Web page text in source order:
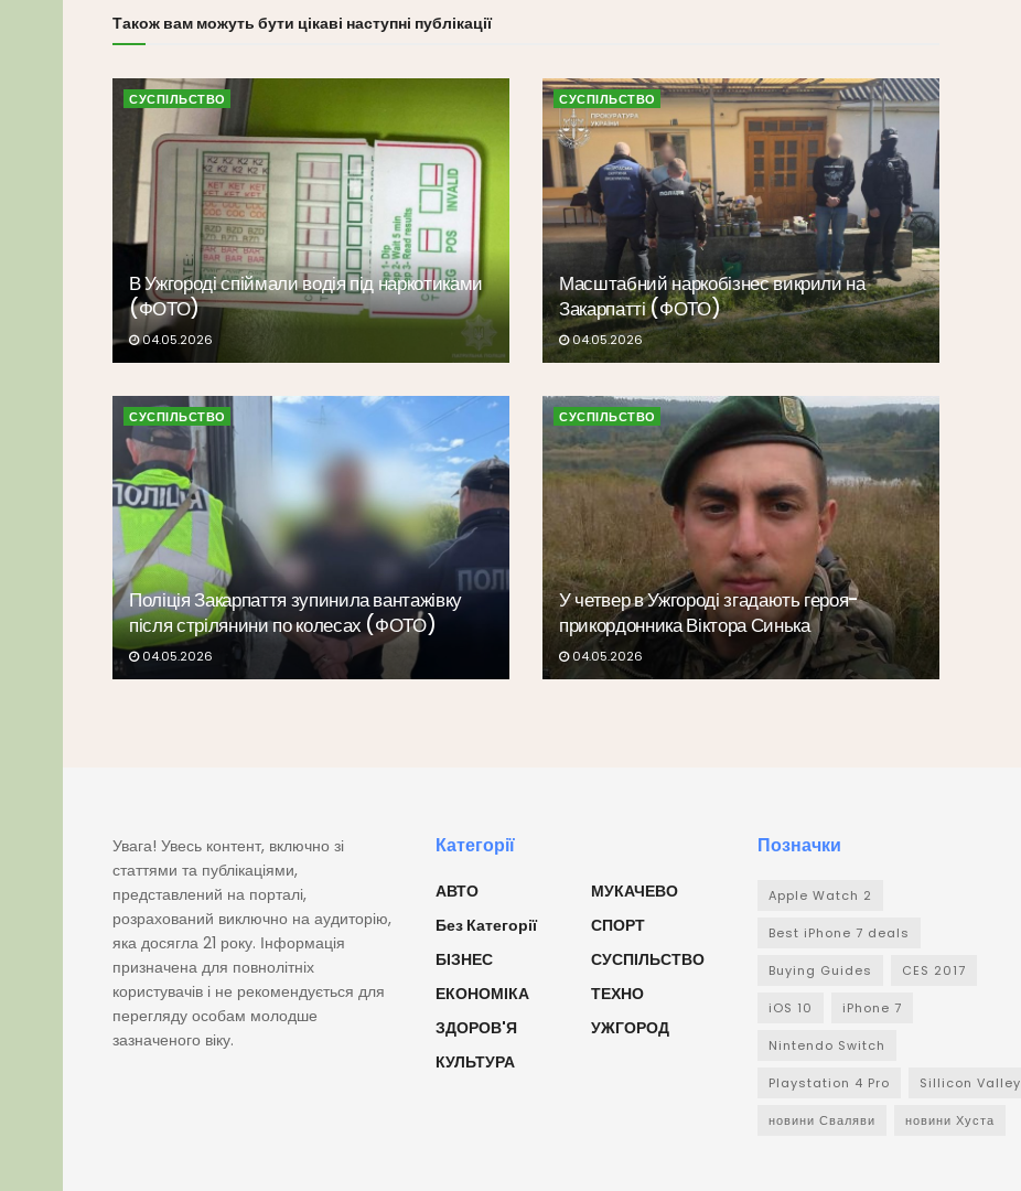
Також вам можуть бути цікаві наступні публікації
СУСПІЛЬСТВО
В Ужгороді спіймали водія під наркотиками
(ФОТО)
04.05.2026
СУСПІЛЬСТВО
Масштабний наркобізнес викрили на
Закарпатті (ФОТО)
04.05.2026
СУСПІЛЬСТВО
Поліція Закарпаття зупинила вантажівку
після стрілянини по колесах (ФОТО)
04.05.2026
СУСПІЛЬСТВО
У четвер в Ужгороді згадають героя-
прикордонника Віктора Синька
04.05.2026
Увага! Увесь контент, включно зі
статтями та публікаціями,
представлений на порталі,
розрахований виключно на аудиторію,
яка досягла 21 року. Інформація
призначена для повнолітніх
користувачів і не рекомендується для
перегляду особам молодше
зазначеного віку.
Категорії
АВТО
Без Категорії
БІЗНЕС
ЕКОНОМІКА
ЗДОРОВ'Я
КУЛЬТУРА
МУКАЧЕВО
СПОРТ
СУСПІЛЬСТВО
ТЕХНО
УЖГОРОД
Позначки
Apple Watch 2
Best iPhone 7 deals
Buying Guides CES 2017
iOS 10 iPhone 7
Nintendo Switch
Playstation 4 Pro Sillicon Valley
новини Сваляви новини Хуста